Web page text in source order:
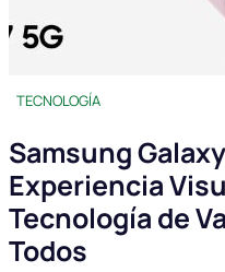
TECNOLOGÍA
Samsung
Experiencia
Tecnología de
Todos